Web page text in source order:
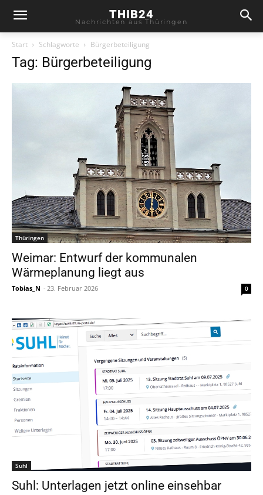
THIB24
Nachrichten aus Thüringen
Start Schlagworte Bürgerbeteiligung
Tag: Bürgerbeteiligung
Thüringen
Weimar: Entwurf der kommunalen
Wärmeplanung liegt aus
Tobias_N - 23. Februar 2026 0
Suhl
Suhl: Unterlagen jetzt online einsehbar